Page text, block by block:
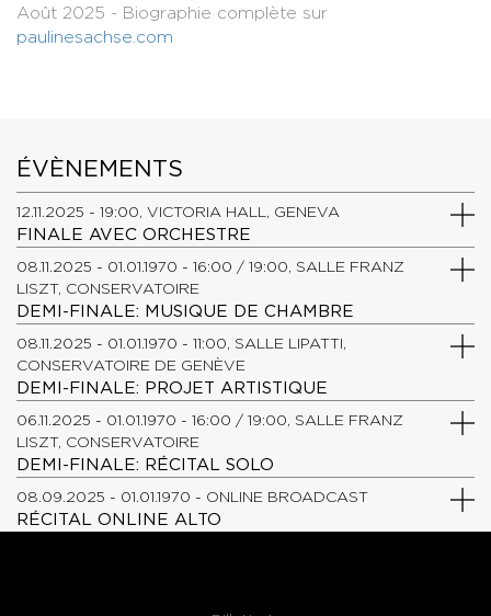
Août 2025 - Biographie complète sur
paulinesachse.com
ÉVÈNEMENTS
12.11.2025 - 19:00, VICTORIA HALL, GENEVA
FINALE AVEC ORCHESTRE
08.11.2025 - 01.01.1970 - 16:00 / 19:00, SALLE FRANZ
LISZT, CONSERVATOIRE
DEMI-FINALE: MUSIQUE DE CHAMBRE
08.11.2025 - 01.01.1970 - 11:00, SALLE LIPATTI,
CONSERVATOIRE DE GENÈVE
DEMI-FINALE: PROJET ARTISTIQUE
06.11.2025 - 01.01.1970 - 16:00 / 19:00, SALLE FRANZ
LISZT, CONSERVATOIRE
DEMI-FINALE: RÉCITAL SOLO
08.09.2025 - 01.01.1970 - ONLINE BROADCAST
RÉCITAL ONLINE ALTO